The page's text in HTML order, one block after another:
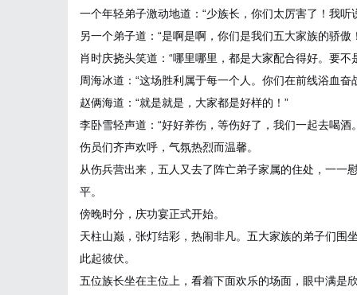
一个年轻弟子激动地道：“少族长，你们太厉害了！我听
另一个弟子道：“是啊是啊，你们是我们五大家族的骄傲
肖时庆挠头笑道：“哪里哪里，都是大家配合得好。要
周海冰道：“这场胜利属于每一个人。你们在前线浴血
赵俩海道：“就是就是，大家都是好样的！”
李卧雪轻声道：“好好养伤，等伤好了，我们一起去喝酒
伤员们齐声欢呼，气氛热烈而温馨。
从伤兵营出来，五人又去了阵亡弟子家属的住处，一一
平。
傍晚时分，庆功宴正式开始。
天柱山巅，张灯结彩，热闹非凡。五大家族的弟子们围
此起彼伏。
五位族长坐在主位上，看着下面欢乐的场面，眼中满是